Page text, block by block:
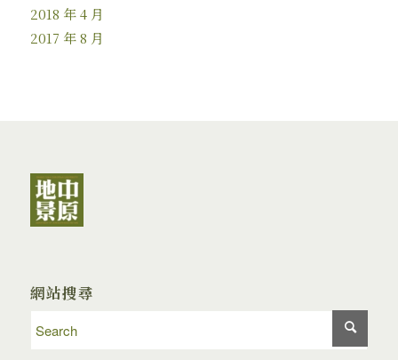
2018 年 4 月
2017 年 8 月
網站搜尋